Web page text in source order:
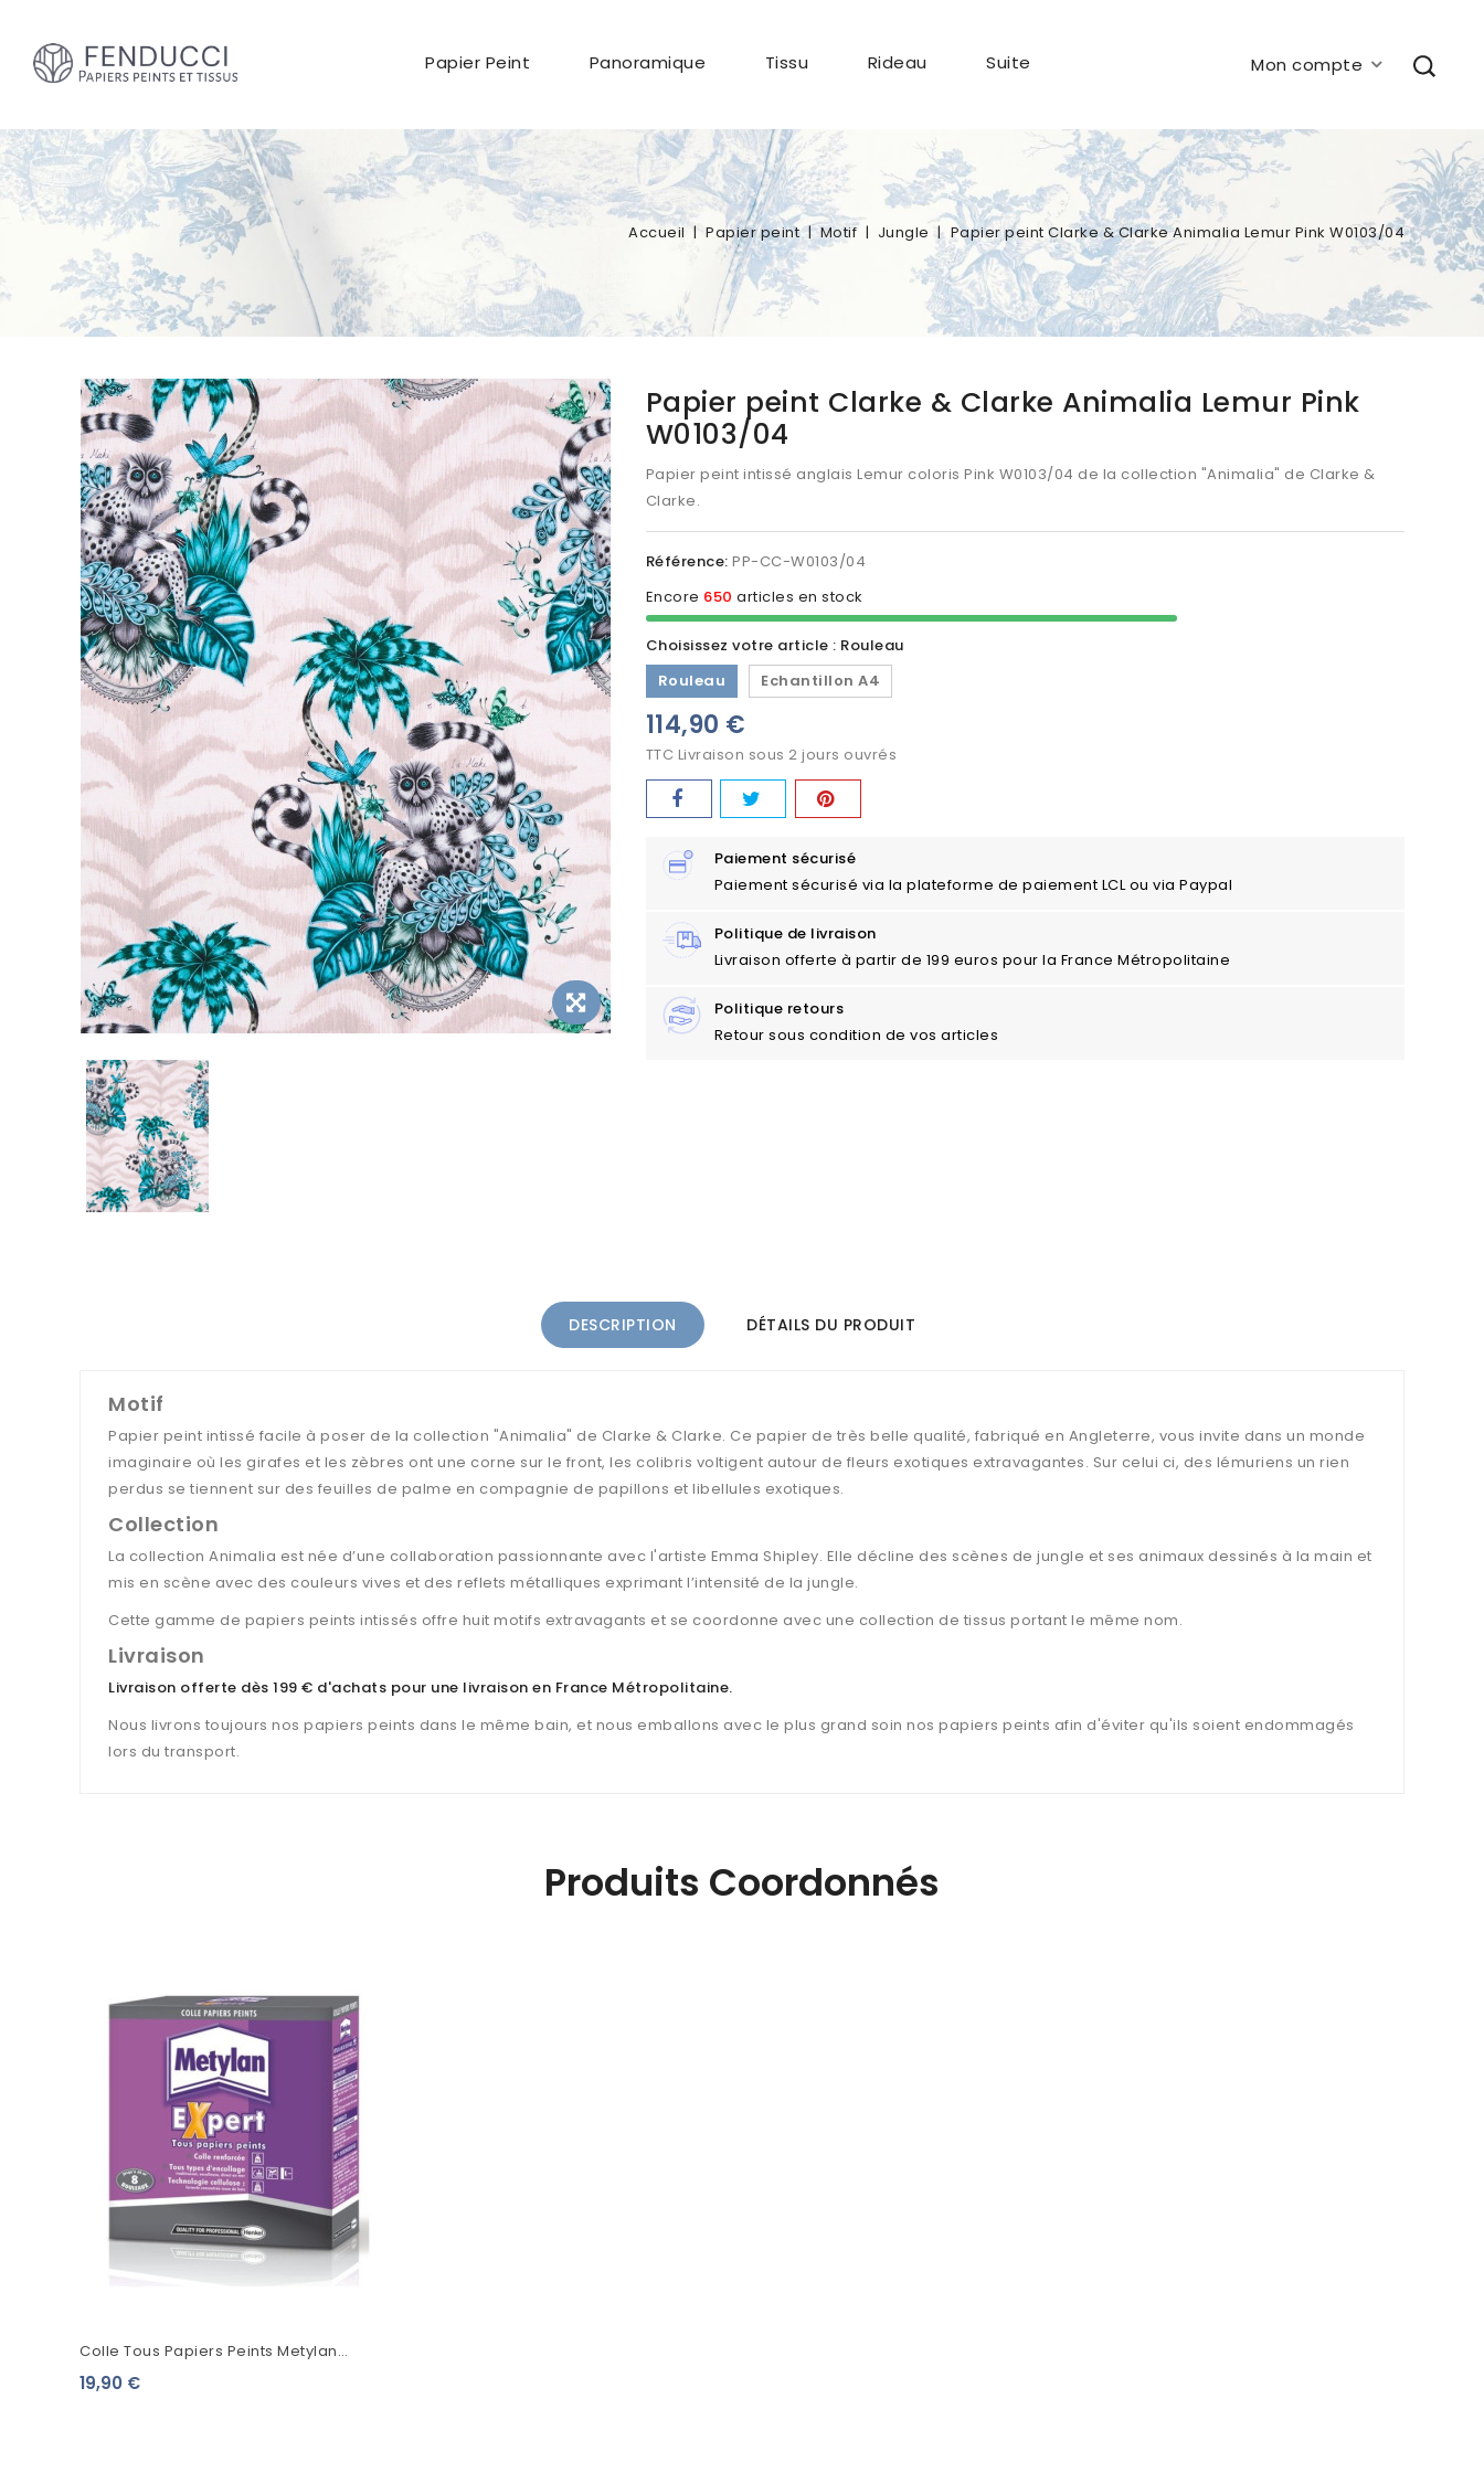
Mon compte
Papier Peint Panoramique Tissu Rideau Suite
Accueil Papier peint Motif Jungle Papier peint Clarke & Clarke Animalia Lemur Pink W0103/04
Papier peint Clarke & Clarke Animalia Lemur Pink
W0103/04
Papier peint intissé anglais Lemur coloris Pink W0103/04 de la collection "Animalia" de Clarke &
Clarke.
Référence: PP-CC-W0103/04
Encore 650 articles en stock
Choisissez votre article : Rouleau
Rouleau
Echantillon A4
114,90 €
TTC Livraison sous 2 jours ouvrés
Paiement sécurisé
Paiement sécurisé via la plateforme de paiement LCL ou via Paypal
Politique de livraison
Livraison offerte à partir de 199 euros pour la France Métropolitaine
Politique retours
Retour sous condition de vos articles
DESCRIPTION DÉTAILS DU PRODUIT
Motif
Papier peint intissé facile à poser de la collection "Animalia" de Clarke & Clarke. Ce papier de très belle qualité, fabriqué en Angleterre, vous invite dans un monde
imaginaire où les girafes et les zèbres ont une corne sur le front, les colibris voltigent autour de fleurs exotiques extravagantes. Sur celui ci, des lémuriens un rien
perdus se tiennent sur des feuilles de palme en compagnie de papillons et libellules exotiques.
Collection
La collection Animalia est née d’une collaboration passionnante avec l'artiste Emma Shipley. Elle décline des scènes de jungle et ses animaux dessinés à la main et
mis en scène avec des couleurs vives et des reflets métalliques exprimant l’intensité de la jungle.
Cette gamme de papiers peints intissés offre huit motifs extravagants et se coordonne avec une collection de tissus portant le même nom.
Livraison
Livraison offerte dès 199 € d'achats pour une livraison en France Métropolitaine.
Nous livrons toujours nos papiers peints dans le même bain, et nous emballons avec le plus grand soin nos papiers peints afin d'éviter qu'ils soient endommagés
lors du transport.
Produits Coordonnés
Colle Tous Papiers Peints Metylan
Expert
19,90 €